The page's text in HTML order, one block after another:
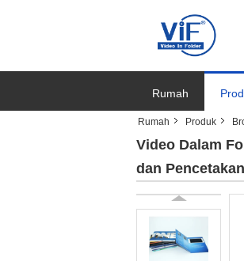
Rumah
Rumah Produk
Video Dalam
dan